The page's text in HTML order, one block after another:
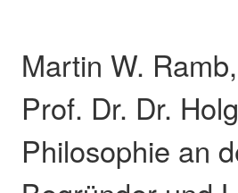
Martin W.
Prof. Dr. Dr.
Philosophie an